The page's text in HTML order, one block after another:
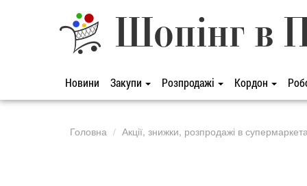
Шопінг в
Новини Закупи Розпродажі Кордон
Головна Акції, знижки, розпродажі в